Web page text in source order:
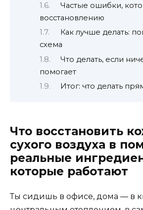
Частые ошибки,
восстановлению
Как лучше делать:
схема
Что делать, если
помогает
Итог: что делать
Что восстановить
сухого воздуха в
реальные
которые работают
Ты сидишь в офисе, дома — в